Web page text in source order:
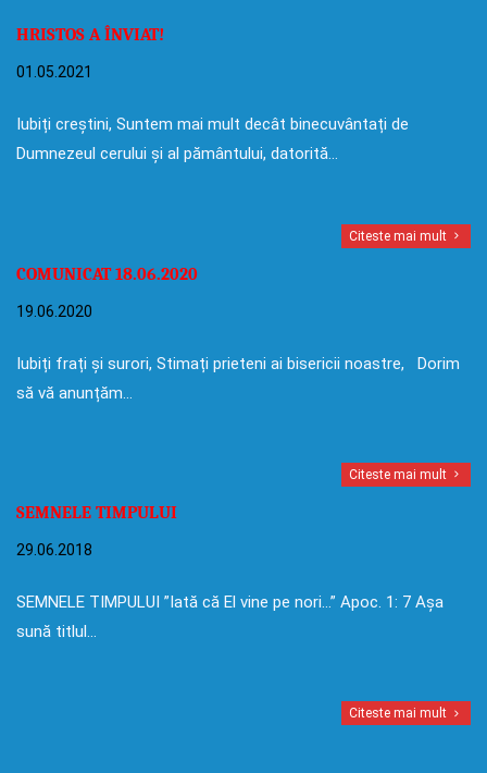
HRISTOS A ÎNVIAT!
01.05.2021
Iubiți creștini, Suntem mai mult decât binecuvântați de
Dumnezeul cerului și al pământului, datorită…
Citeste mai mult
COMUNICAT 18.06.2020
19.06.2020
Iubiți frați și surori, Stimați prieteni ai bisericii noastre, Dorim
să vă anunțăm…
Citeste mai mult
SEMNELE TIMPULUI
29.06.2018
SEMNELE TIMPULUI ”Iată că El vine pe nori…” Apoc. 1: 7 Așa
sună titlul…
Citeste mai mult